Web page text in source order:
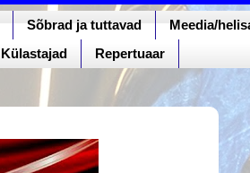
Sõbrad ja tuttavad Meedia/
Külastajad Repertuaar